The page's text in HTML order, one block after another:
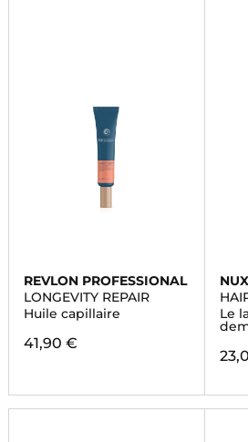
REVLON PROFESSIONAL
LONGEVITY REPAIR
Huile capillaire
41,90 €
Le